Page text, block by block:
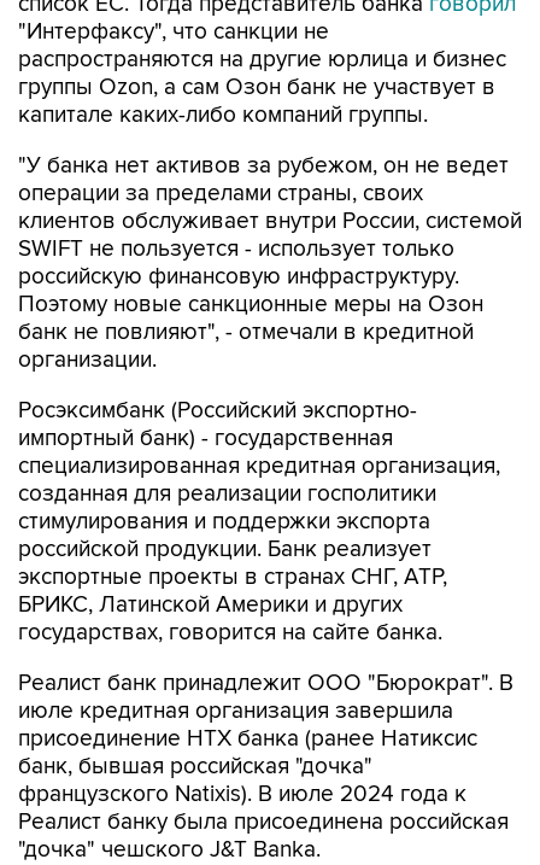
"Интерфаксу", что санкции не
распространяются на другие юрлица и бизнес
группы Ozon, а сам Озон банк не участвует в
капитале каких-либо компаний группы.
"У банка нет активов за рубежом, он не ведет
операции за пределами страны, своих
клиентов обслуживает внутри России, системой
SWIFT не пользуется - использует только
российскую финансовую инфраструктуру.
Поэтому новые санкционные меры на Озон
банк не повлияют", - отмечали в кредитной
организации.
Росэксимбанк (Российский экспортно-
импортный банк) - государственная
специализированная кредитная организация,
созданная для реализации госполитики
стимулирования и поддержки экспорта
российской продукции. Банк реализует
экспортные проекты в странах СНГ, АТР,
БРИКС, Латинской Америки и других
государствах, говорится на сайте банка.
Реалист банк принадлежит ООО "Бюрократ". В
июле кредитная организация завершила
присоединение НТХ банка (ранее Натиксис
банк, бывшая российская "дочка"
французского Natixis). В июле 2024 года к
Реалист банку была присоединена российская
"дочка" чешского J&T Banka.